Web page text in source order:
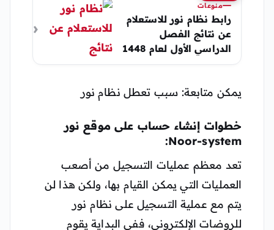
منوعات
رابط نظام نور للاستعلام
عن نتائج الفصل
الدراسي الأول لعام 1448
خطوات الوصول بكل
يمكن متابعة: سبب تعطل نظام نور
خطوات إنشاء حساب على موقع نور
Noor-system:
تعد معظم عمليات التسجيل من أصعب
العمليات التي يمكن القيام بها، ولكن هذا لن
يتم مع عملية التسجيل على نظام نور
للروضات الإلكتروني، ففي البداية يقوم